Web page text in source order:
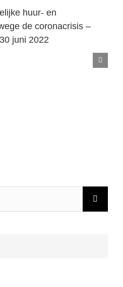
huur- en
de coronacrisis –
juni 2022